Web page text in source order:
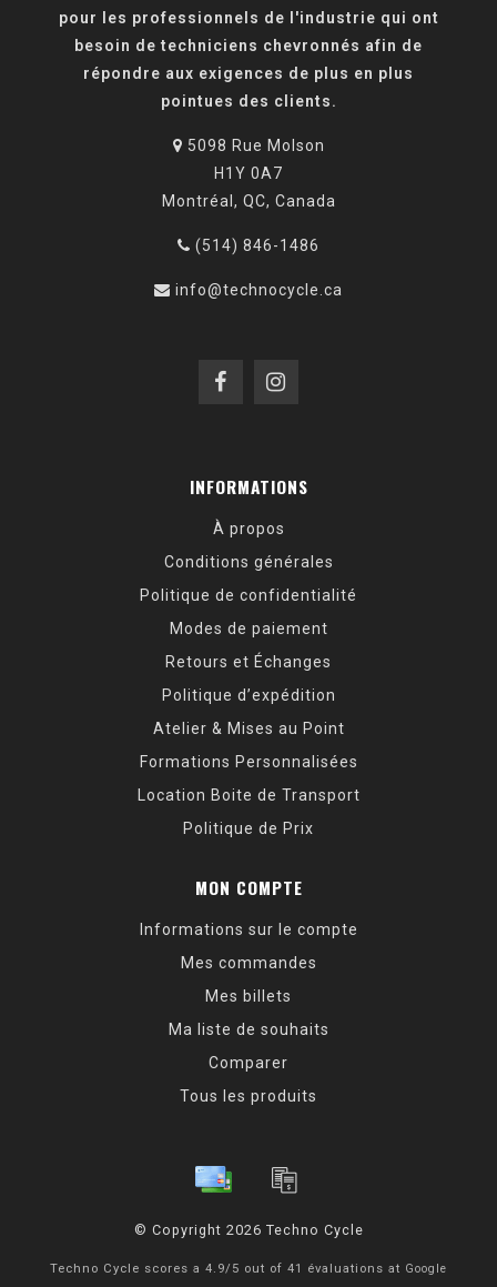
pour les professionnels de l'industrie qui ont
besoin de techniciens chevronnés afin de
répondre aux exigences de plus en plus
pointues des clients.
5098 Rue Molson
H1Y 0A7
Montréal, QC, Canada
(514) 846-1486
info@technocycle.ca
INFORMATIONS
À propos
Conditions générales
Politique de confidentialité
Modes de paiement
Retours et Échanges
Politique d’expédition
Atelier & Mises au Point
Formations Personnalisées
Location Boite de Transport
Politique de Prix
MON COMPTE
Informations sur le compte
Mes commandes
Mes billets
Ma liste de souhaits
Comparer
Tous les produits
© Copyright 2026 Techno Cycle
Techno Cycle scores a 4.9/ 5 out of 41 évaluations at Google